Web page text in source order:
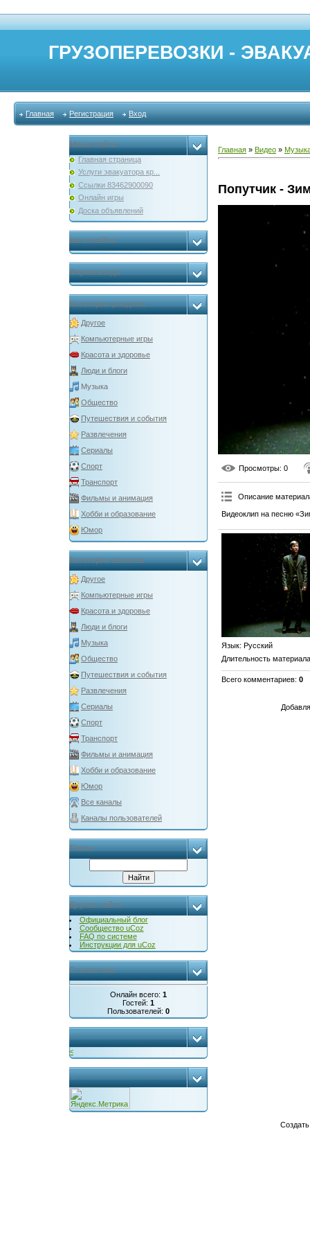
ГРУЗОПЕРЕВОЗКИ -
Главная Регистрация Вход
Меню сайта
Главная страница
Услуги эвакуатора кр...
Ссылки 83462900090
Онлайн игры
Доска объявлений
мы в скайпе
Форма входа
Категории раздела
Другое
Компьютерные игры
Красота и здоровье
Люди и блоги
Музыка
Общество
Путешествия и события
Развлечения
Сериалы
Спорт
Транспорт
Фильмы и анимация
Хобби и образование
Юмор
Категории каналов
Другое
Компьютерные игры
Красота и здоровье
Люди и блоги
Музыка
Общество
Путешествия и события
Развлечения
Сериалы
Спорт
Транспорт
Фильмы и анимация
Хобби и образование
Юмор
Все каналы
Каналы пользователей
Поиск
Друзья сайта
Официальный блог
Сообщество uCoz
FAQ по системе
Инструкции для uCoz
Статистика
Онлайн всего: 1
Гостей: 1
Пользователей: 0
...
<
...
Главная » Видео »
Попутчик -
Просмотры: 0
Описание
Видеоклип на песню
Язык: Русский
Длительность материала
Всего комментариев: 0